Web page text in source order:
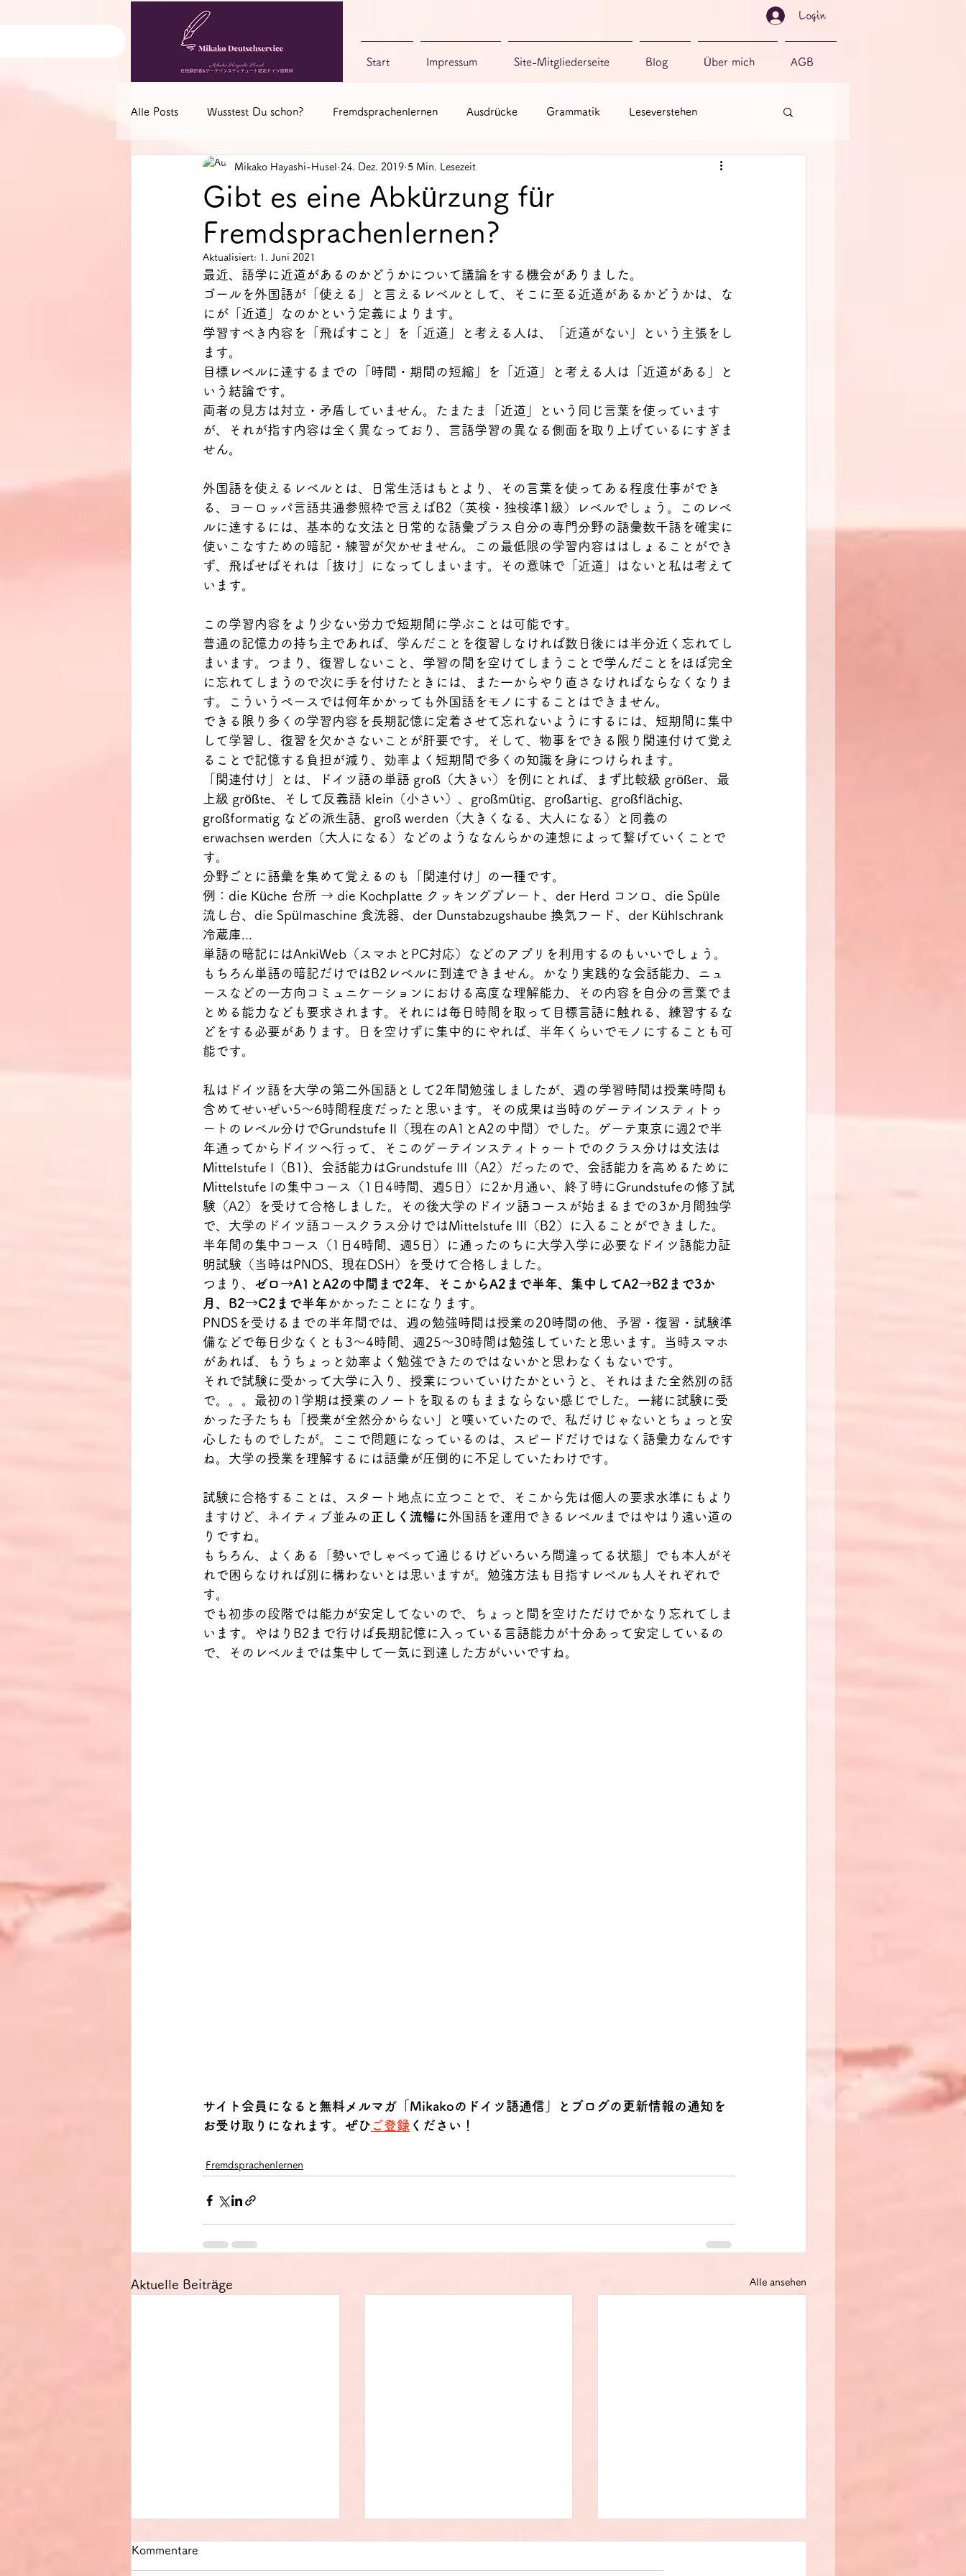
Alle Posts Wusstest Du schon? Fremdsprachenlernen Ausdrücke Grammatik Leseverstehen
Deutsch-Nachrichten Deutsch zum Singen Bücher & Blogs
Gibt es eine Abkürzung für
Fremdsprachenlernen?
Mikako Hayashi-Husel 24. Dez. 2019 5 Min. Lesezeit
Aktualisiert: 1. Juni 2021
最近、語学に近道があるのかどうかについて議論をする機会がありました。
ゴールを外国語が「使える」と言えるレベルとして、そこに至る近道があるかどうかは、な
にが「近道」なのかという定義によります。
学習すべき内容を「飛ばすこと」を「近道」と考える人は、「近道がない」という主張をし
ます。
目標レベルに達するまでの「時間・期間の短縮」を「近道」と考える人は「近道がある」と
いう結論です。
両者の見方は対立・矛盾していません。たまたま「近道」という同じ言葉を使っています
が、それが指す内容は全く異なっており、言語学習の異なる側面を取り上げているにすぎま
せん。
外国語を使えるレベルとは、日常生活はもとより、その言葉を使ってある程度仕事ができ
る、ヨーロッパ言語共通参照枠で言えばB2（英検・独検準1級）レベルでしょう。このレベ
ルに達するには、基本的な文法と日常的な語彙プラス自分の専門分野の語彙数千語を確実に
使いこなすための暗記・練習が欠かせません。この最低限の学習内容ははしょることができ
ず、飛ばせばそれは「抜け」になってしまいます。その意味で「近道」はないと私は考えて
います。
この学習内容をより少ない労力で短期間に学ぶことは可能です。
普通の記憶力の持ち主であれば、学んだことを復習しなければ数日後には半分近く忘れてし
まいます。つまり、復習しないこと、学習の間を空けてしまうことで学んだことをほぼ完全
に忘れてしまうので次に手を付けたときには、また一からやり直さなければならなくなりま
す。こういうペースでは何年かかっても外国語をモノにすることはできません。
できる限り多くの学習内容を長期記憶に定着させて忘れないようにするには、短期間に集中
して学習し、復習を欠かさないことが肝要です。そして、物事をできる限り関連付けて覚え
ることで記憶する負担が減り、効率よく短期間で多くの知識を身につけられます。
「関連付け」とは、ドイツ語の単語 groß（大きい）を例にとれば、まず比較級 größer、最
上級 größte、そして反義語 klein（小さい）、großmütig、großartig、großflächig、
großformatig などの派生語、groß werden（大きくなる、大人になる）と同義の
erwachsen werden（大人になる）などのようななんらかの連想によって繋げていくことで
す。
分野ごとに語彙を集めて覚えるのも「関連付け」の一種です。
例：die Küche 台所 → die Kochplatte クッキングプレート、der Herd コンロ、die Spüle
流し台、die Spülmaschine 食洗器、der Dunstabzugshaube 換気フード、der Kühlschrank
冷蔵庫...
単語の暗記にはAnkiWeb（スマホとPC対応）などのアプリを利用するのもいいでしょう。
もちろん単語の暗記だけではB2レベルに到達できません。かなり実践的な会話能力、ニュ
ースなどの一方向コミュニケーションにおける高度な理解能力、その内容を自分の言葉でま
とめる能力なども要求されます。それには毎日時間を取って目標言語に触れる、練習するな
どをする必要があります。日を空けずに集中的にやれば、半年くらいでモノにすることも可
能です。
私はドイツ語を大学の第二外国語として2年間勉強しましたが、週の学習時間は授業時間も
含めてせいぜい5～6時間程度だったと思います。その成果は当時のゲーテインスティトゥ
ートのレベル分けでGrundstufe II（現在のA1とA2の中間）でした。ゲーテ東京に週2で半
年通ってからドイツへ行って、そこのゲーテインスティトゥートでのクラス分けは文法は
Mittelstufe I（B1)、会話能力はGrundstufe III（A2）だったので、会話能力を高めるために
Mittelstufe Iの集中コース（1日4時間、週5日）に2か月通い、終了時にGrundstufeの修了試
験（A2）を受けて合格しました。その後大学のドイツ語コースが始まるまでの3か月間独学
で、大学のドイツ語コースクラス分けではMittelstufe III（B2）に入ることができました。
半年間の集中コース（1日4時間、週5日）に通ったのちに大学入学に必要なドイツ語能力証
明試験（当時はPNDS、現在DSH）を受けて合格しました。
つまり、 ゼロ→A1とA2の中間まで2年、そこからA2まで半年、集中してA2→B2まで3か
月、B2→C2まで半年 かかったことになります。
PNDSを受けるまでの半年間では、週の勉強時間は授業の20時間の他、予習・復習・試験準
備などで毎日少なくとも3～4時間、週25～30時間は勉強していたと思います。当時スマホ
があれば、もうちょっと効率よく勉強できたのではないかと思わなくもないです。
それで試験に受かって大学に入り、授業についていけたかというと、それはまた全然別の話
で。。。最初の1学期は授業のノートを取るのもままならない感じでした。一緒に試験に受
かった子たちも「授業が全然分からない」と嘆いていたので、私だけじゃないとちょっと安
心したものでしたが。ここで問題になっているのは、スピードだけではなく語彙力なんです
ね。大学の授業を理解するには語彙が圧倒的に不足していたわけです。
試験に合格することは、スタート地点に立つことで、そこから先は個人の要求水準にもより
ますけど、ネイティブ並みの 正しく流暢に 外国語を運用できるレベルまではやはり遠い道の
りですね。
もちろん、よくある「勢いでしゃべって通じるけどいろいろ間違ってる状態」でも本人がそ
れで困らなければ別に構わないとは思いますが。勉強方法も目指すレベルも人それぞれで
す。
でも初歩の段階では能力が安定してないので、ちょっと間を空けただけでかなり忘れてしま
います。やはりB2まで行けば長期記憶に入っている言語能力が十分あって安定しているの
で、そのレベルまでは集中して一気に到達した方がいいですね。
サイト会員になると無料メルマガ「Mikakoのドイツ語通信」とブログの更新情報の通知を
お受け取りになれます。ぜひ ご登録 ください！
Fremdsprachenlernen
Aktuelle Beiträge Alle ansehen
Kommentare
Start Impressum Site-Mitgliederseite Blog Über mich AGB
Login